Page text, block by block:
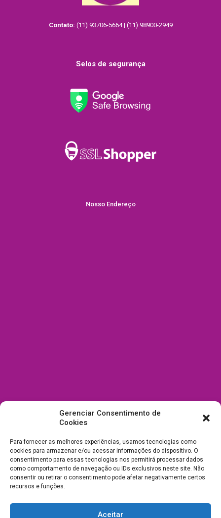
Gerenciar Consentimento de
Cookies
Para fornecer as melhores experiências, usamos tecnologias como
cookies para armazenar e/ou acessar informações do dispositivo. O
consentimento para essas tecnologias nos permitirá processar dados
como comportamento de navegação ou IDs exclusivos neste site. Não
consentir ou retirar o consentimento pode afetar negativamente certos
recursos e funções.
Aceitar
Contato: (11) 93706-5664 | (11) 98900-2949
Selos de segurança
Nosso Endereço